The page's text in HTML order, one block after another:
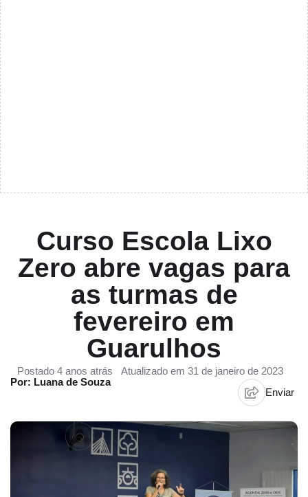
Curso Escola Lixo
Zero abre vagas para
as turmas de
fevereiro em
Guarulhos
Postado 4 anos atrás
Atualizado em 31 de janeiro de 2023
Por: Luana de Souza
Enviar